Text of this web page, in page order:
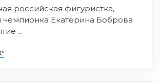
российская фигуристка,
чемпионка Екатерина Боброва
...